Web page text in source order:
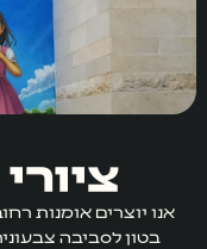
אנו יוצרים אומנות
בטון לסביבה